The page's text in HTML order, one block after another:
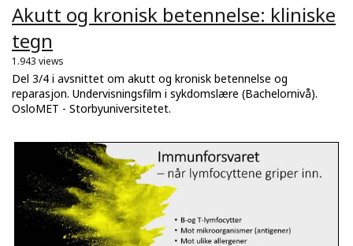
Akutt og kronisk betennelse: kliniske
tegn
1.943 views
Del 3/4 i avsnittet om akutt og kronisk betennelse og
reparasjon. Undervisningsfilm i sykdomslære (Bachelornivå).
OsloMET - Storbyuniversitetet.